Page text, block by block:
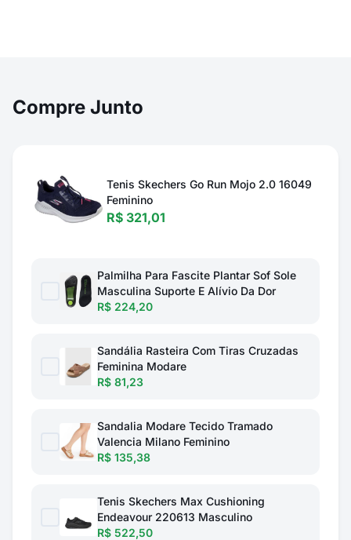
Compre Junto
Tenis Skechers Go Run Mojo 2.0 16049
Feminino
R$ 321,01
Palmilha Para Fascite Plantar Sof Sole
Masculina Suporte E Alívio Da Dor
R$ 224,20
Sandália Rasteira Com Tiras Cruzadas
Feminina Modare
R$ 81,23
Sandalia Modare Tecido Tramado
Valencia Milano Feminino
R$ 135,38
Tenis Skechers Max Cushioning
Endeavour 220613 Masculino
R$ 522,50